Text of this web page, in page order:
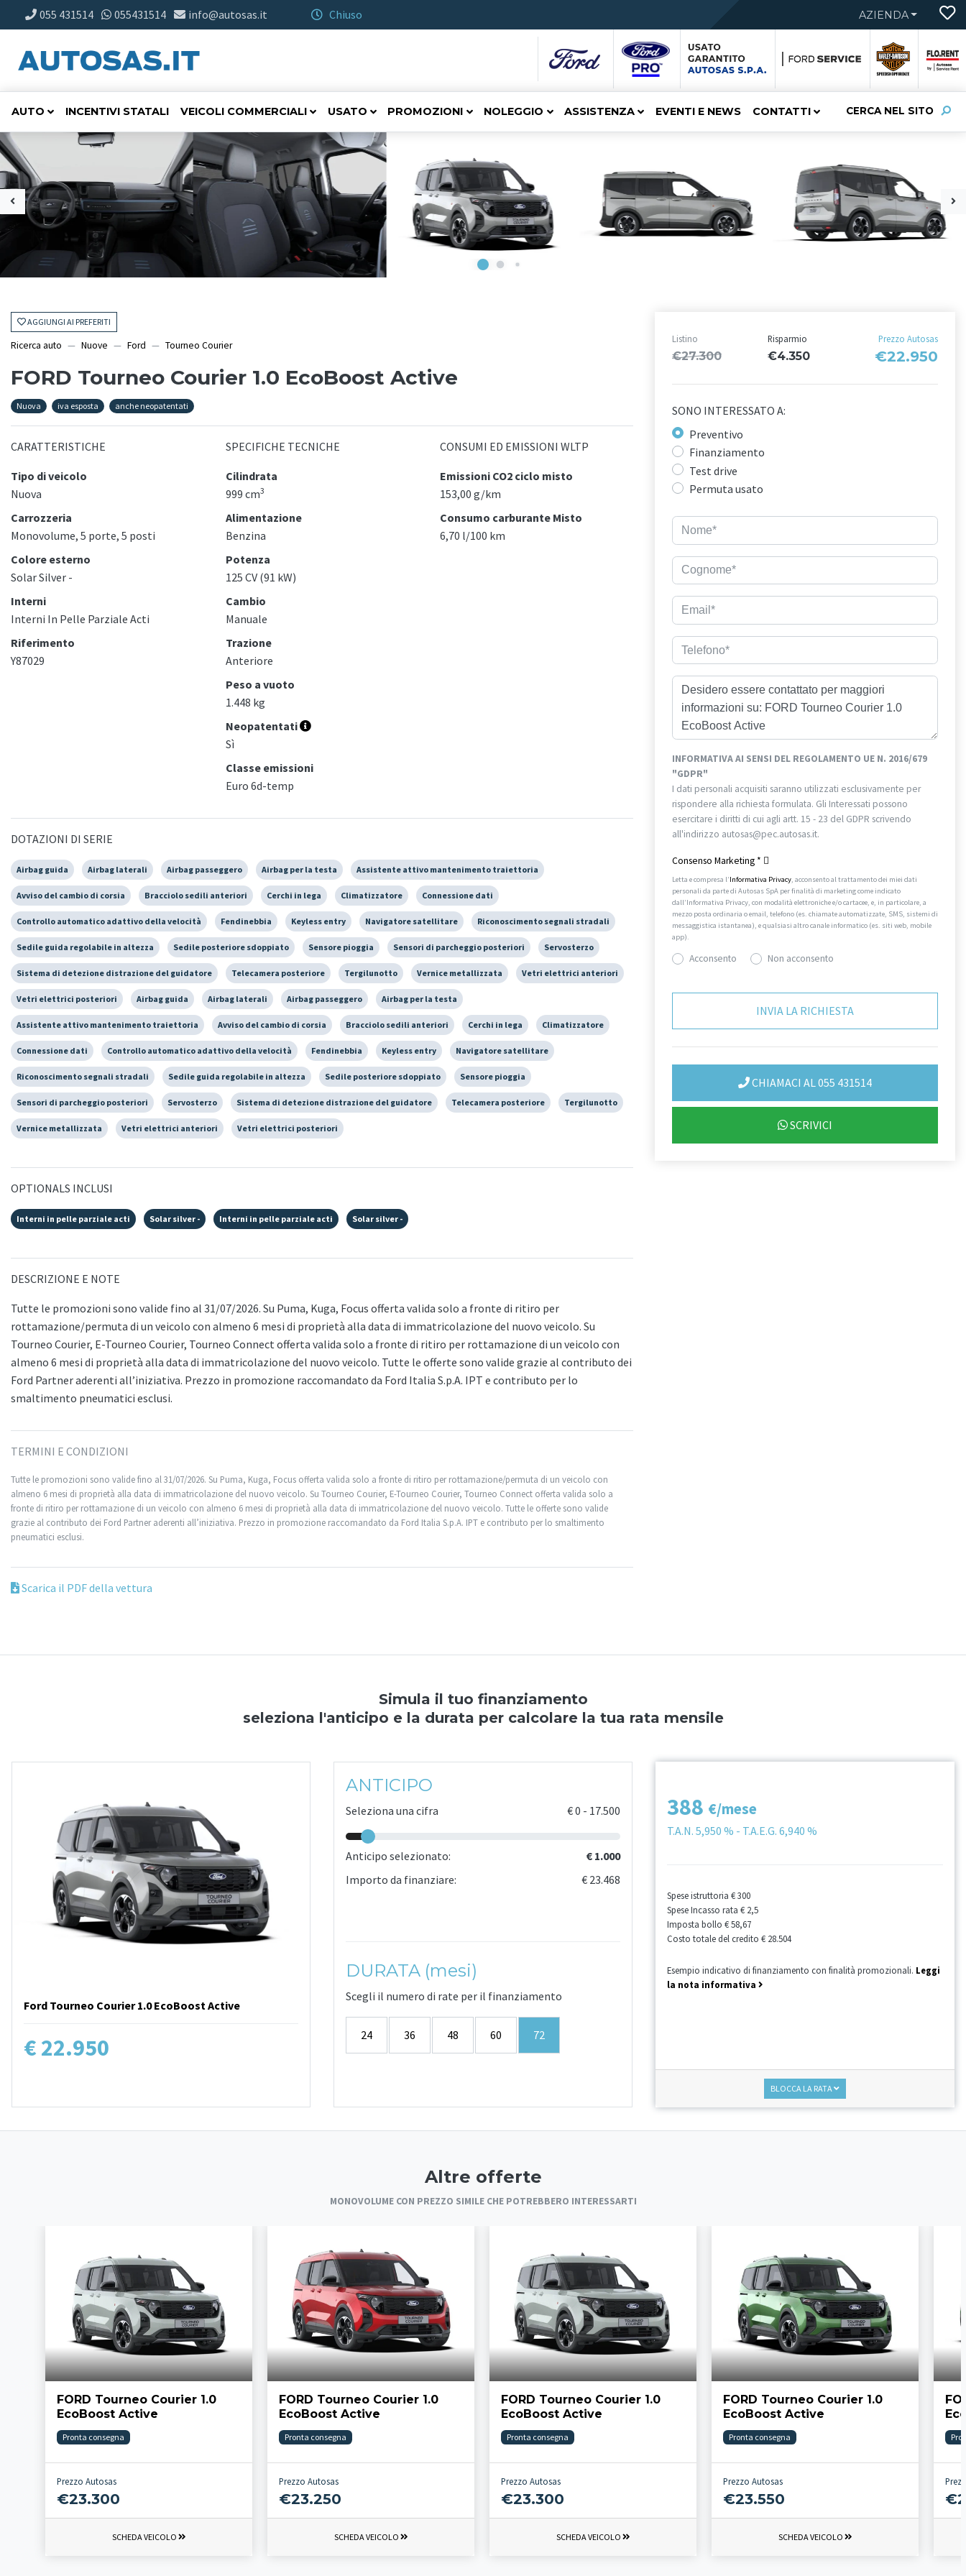
055 431514 055431514 info@autosas.it Chiuso AZIENDA
CERCA NEL SITO
AUTO INCENTIVI STATALI VEICOLI COMMERCIALI USATO PROMOZIONI NOLEGGIO ASSISTENZA EVENTI E NEWS CONTATTI
AGGIUNGI AI PREFERITI
Ricerca auto Nuove Ford Tourneo Courier
FORD Tourneo Courier 1.0 EcoBoost Active
Nuova iva esposta anche neopatentati
CARATTERISTICHE
Tipo di veicolo
Nuova
Carrozzeria
Monovolume, 5 porte, 5 posti
Colore esterno
Solar Silver -
Interni
Interni In Pelle Parziale Acti
Riferimento
Y87029
SPECIFICHE TECNICHE
Cilindrata
999 cm3
Alimentazione
Benzina
Potenza
125 CV (91 kW)
Cambio
Manuale
Trazione
Anteriore
Peso a vuoto
1.448 kg
Neopatentati
Sì
Classe emissioni
Euro 6d-temp
CONSUMI ED EMISSIONI WLTP
Emissioni CO2 ciclo misto
153,00 g/km
Consumo carburante Misto
6,70 l/100 km
DOTAZIONI DI SERIE
Airbag guida Airbag laterali Airbag passeggero Airbag per la testa Assistente attivo mantenimento traiettoria
Avviso del cambio di corsia Bracciolo sedili anteriori Cerchi in lega Climatizzatore Connessione dati
Controllo automatico adattivo della velocità Fendinebbia Keyless entry Navigatore satellitare Riconoscimento segnali stradali
Sedile guida regolabile in altezza Sedile posteriore sdoppiato Sensore pioggia Sensori di parcheggio posteriori Servosterzo
Sistema di detezione distrazione del guidatore Telecamera posteriore Tergilunotto Vernice metallizzata Vetri elettrici anteriori
Vetri elettrici posteriori Airbag guida Airbag laterali Airbag passeggero Airbag per la testa
Assistente attivo mantenimento traiettoria Avviso del cambio di corsia Bracciolo sedili anteriori Cerchi in lega Climatizzatore
Connessione dati Controllo automatico adattivo della velocità Fendinebbia Keyless entry Navigatore satellitare
Riconoscimento segnali stradali Sedile guida regolabile in altezza Sedile posteriore sdoppiato Sensore pioggia
Sensori di parcheggio posteriori Servosterzo Sistema di detezione distrazione del guidatore Telecamera posteriore Tergilunotto
Vernice metallizzata Vetri elettrici anteriori Vetri elettrici posteriori
OPTIONALS INCLUSI
Interni in pelle parziale acti Solar silver - Interni in pelle parziale acti Solar silver -
DESCRIZIONE E NOTE
Tutte le promozioni sono valide fino al 31/07/2026. Su Puma, Kuga, Focus offerta valida solo a fronte di ritiro per
rottamazione/permuta di un veicolo con almeno 6 mesi di proprietà alla data di immatricolazione del nuovo veicolo. Su
Tourneo Courier, E-Tourneo Courier, Tourneo Connect offerta valida solo a fronte di ritiro per rottamazione di un veicolo con
almeno 6 mesi di proprietà alla data di immatricolazione del nuovo veicolo. Tutte le offerte sono valide grazie al contributo dei
Ford Partner aderenti all’iniziativa. Prezzo in promozione raccomandato da Ford Italia S.p.A. IPT e contributo per lo
smaltimento pneumatici esclusi.
TERMINI E CONDIZIONI
Tutte le promozioni sono valide fino al 31/07/2026. Su Puma, Kuga, Focus offerta valida solo a fronte di ritiro per rottamazione/permuta di un veicolo con
almeno 6 mesi di proprietà alla data di immatricolazione del nuovo veicolo. Su Tourneo Courier, E-Tourneo Courier, Tourneo Connect offerta valida solo a
fronte di ritiro per rottamazione di un veicolo con almeno 6 mesi di proprietà alla data di immatricolazione del nuovo veicolo. Tutte le offerte sono valide
grazie al contributo dei Ford Partner aderenti all’iniziativa. Prezzo in promozione raccomandato da Ford Italia S.p.A. IPT e contributo per lo smaltimento
pneumatici esclusi.
Scarica il PDF della vettura
Listino
€27.300
Risparmio
€4.350
Prezzo Autosas
€22.950
SONO INTERESSATO A:
Preventivo
Finanziamento
Test drive
Permuta usato
INFORMATIVA AI SENSI DEL REGOLAMENTO UE N. 2016/679
"GDPR"
I dati personali acquisiti saranno utilizzati esclusivamente per
rispondere alla richiesta formulata. Gli Interessati possono
esercitare i diritti di cui agli artt. 15 - 23 del GDPR scrivendo
all'indirizzo autosas@pec.autosas.it.
Consenso Marketing *
Letta e compresa l’Informativa Privacy, acconsento al trattamento dei miei dati
personali da parte di Autosas SpA per finalità di marketing come indicato
dall’Informativa Privacy, con modalità elettroniche e/o cartacee, e, in particolare, a
mezzo posta ordinaria o email, telefono (es. chiamate automatizzate, SMS, sistemi di
messaggistica istantanea), e qualsiasi altro canale informatico (es. siti web, mobile
app).
Acconsento Non acconsento
CHIAMACI AL 055 431514
SCRIVICI
Simula il tuo finanziamento
seleziona l'anticipo e la durata per calcolare la tua rata mensile
Ford Tourneo Courier 1.0 EcoBoost Active
€ 22.950
ANTICIPO
Seleziona una cifra €0 - 17.500
Anticipo selezionato:
€ 1.000
Importo da finanziare:
€ 23.468
DURATA (mesi)
Scegli il numero di rate per il finanziamento
24 36 48 60 72
388 €/mese
T.A.N. 5,950 % - T.A.E.G. 6,940 %
Spese istruttoria € 300
Spese Incasso rata € 2,5
Imposta bollo € 58,67
Costo totale del credito € 28.504
Esempio indicativo di finanziamento con finalità promozionali. Leggi
la nota informativa
BLOCCA LA RATA
Altre offerte
MONOVOLUME CON PREZZO SIMILE CHE POTREBBERO INTERESSARTI
FORD Tourneo Courier 1.0
EcoBoost Active
Pronta consegna
Prezzo Autosas
€23.300
SCHEDA VEICOLO
FORD Tourneo Courier 1.0
EcoBoost Active
Pronta consegna
Prezzo Autosas
€23.250
SCHEDA VEICOLO
FORD Tourneo Courier 1.0
EcoBoost Active
Pronta consegna
Prezzo Autosas
€23.300
SCHEDA VEICOLO
FORD Tourneo Courier 1.0
EcoBoost Active
Pronta consegna
Prezzo Autosas
€23.550
SCHEDA VEICOLO